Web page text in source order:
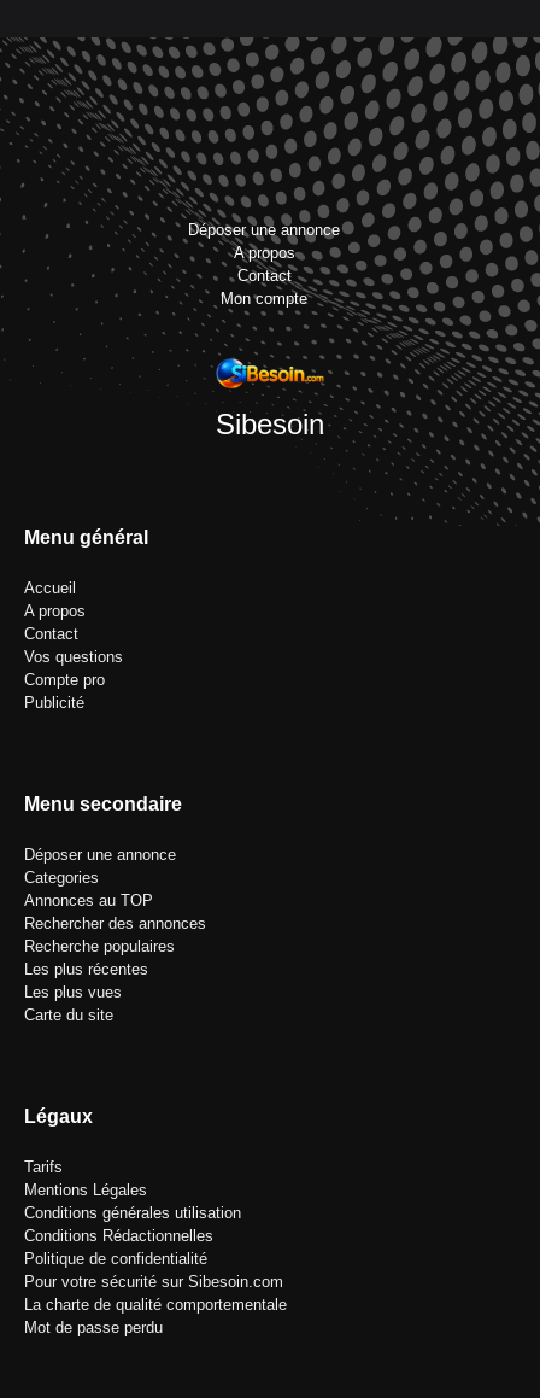
Déposer une annonce
A propos
Contact
Mon compte
Sibesoin
Menu général
Accueil
A propos
Contact
Vos questions
Compte pro
Publicité
Menu secondaire
Déposer une annonce
Categories
Annonces au TOP
Rechercher des annonces
Recherche populaires
Les plus récentes
Les plus vues
Carte du site
Légaux
Tarifs
Mentions Légales
Conditions générales utilisation
Conditions Rédactionnelles
Politique de confidentialité
Pour votre sécurité sur Sibesoin.com
La charte de qualité comportementale
Mot de passe perdu